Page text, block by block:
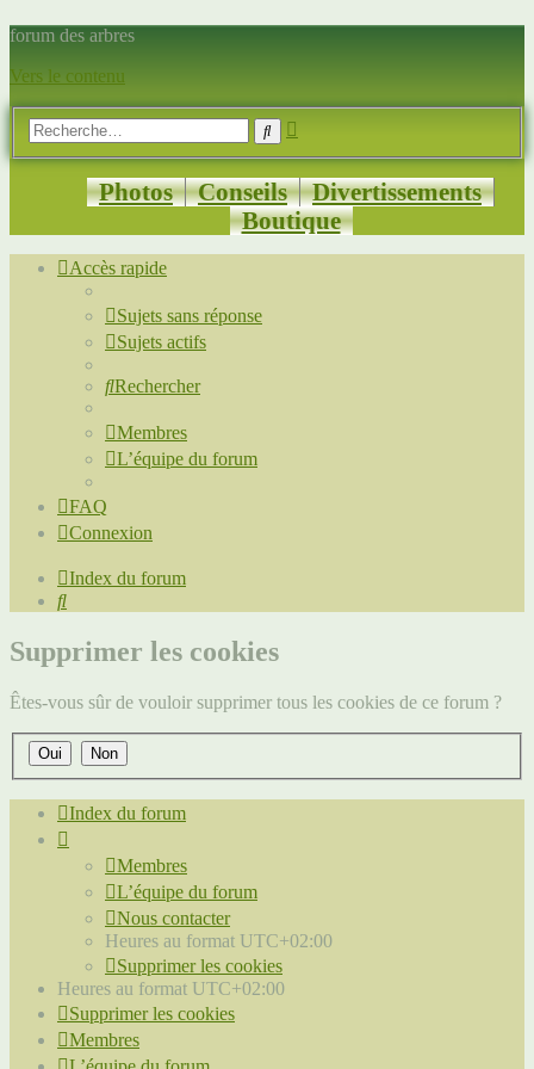
forum des arbres
Vers le contenu
Rechercher
Photos Conseils
Divertissements
Boutique
Accès rapide
Sujets sans réponse
Sujets actifs
Rechercher
Membres
L’équipe du forum
FAQ
Connexion
Index du forum
Rechercher
Supprimer les cookies
Êtes-vous sûr de vouloir supprimer tous les cookies de ce forum ?
Index du forum
Membres
L’équipe du forum
Nous contacter
Heures au format UTC+02:00
Supprimer les cookies
Heures au format UTC+02:00
Supprimer les cookies
Membres